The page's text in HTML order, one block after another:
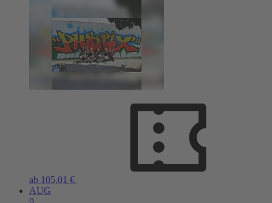
ab 105,01 €
AUG